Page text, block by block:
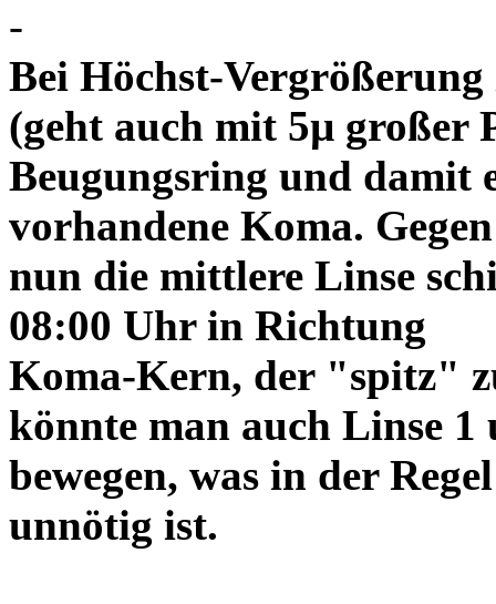
-
Bei Höchst-
(geht auch mit 5µ großer
Beugungsring und damit
vorhandene Koma.
nun die mittlere Linse
08:00 Uhr in Richtung
Koma-Kern, der "spitz"
könnte man auch Linse
bewegen, was in der Regel
unnötig ist.